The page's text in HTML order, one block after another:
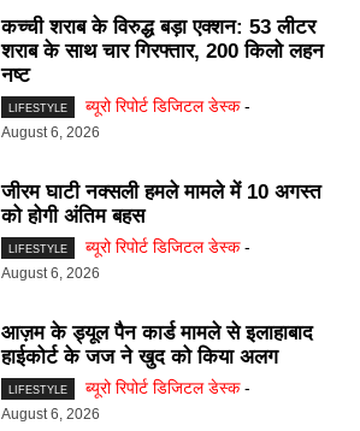
कच्ची शराब के विरुद्ध बड़ा एक्शन: 53 लीटर
शराब के साथ चार गिरफ्तार, 200 किलो लहन
नष्ट
LIFESTYLE ब्यूरो रिपोर्ट डिजिटल डेस्क -
August 6, 2026
जीरम घाटी नक्सली हमले मामले में 10 अगस्त
को होगी अंतिम बहस
LIFESTYLE ब्यूरो रिपोर्ट डिजिटल डेस्क -
August 6, 2026
आज़म के ड्यूल पैन कार्ड मामले से इलाहाबाद
हाईकोर्ट के जज ने खुद को किया अलग
LIFESTYLE ब्यूरो रिपोर्ट डिजिटल डेस्क -
August 6, 2026